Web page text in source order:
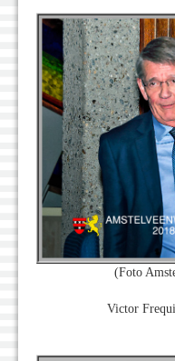
(Foto
Victor